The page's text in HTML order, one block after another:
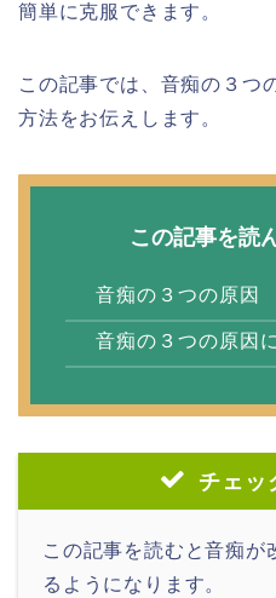
簡単に克服できます。
この記事では、音痴の３つ
方法をお伝えします。
この記事を読
音痴の３つの原因
音痴の３つの原因
チェッ
この記事を読むと音痴が
るようになります。